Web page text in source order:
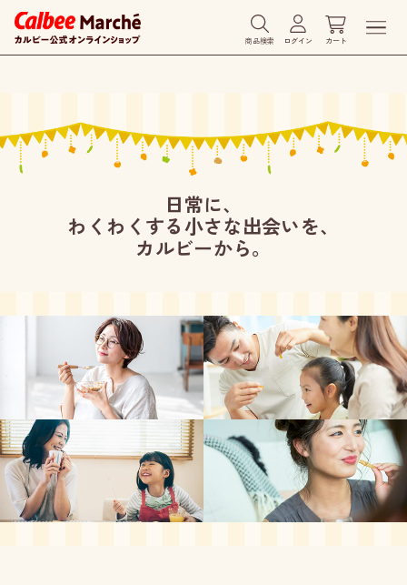
商品検索 ログイン カート
日常に、
わくわくする小さな出会いを、
カルビーから。